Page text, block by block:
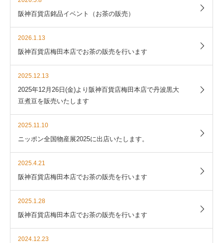
阪神百貨店銘品イベント（お茶の販売）
2026.1.13
阪神百貨店梅田本店でお茶の販売を行います
2025.12.13
2025年12月26日(金)より阪神百貨店梅田本店で丹波黒大
豆煮豆を販売いたします
2025.11.10
ニッポン全国物産展2025に出店いたします。
2025.4.21
阪神百貨店梅田本店でお茶の販売を行います
2025.1.28
阪神百貨店梅田本店でお茶の販売を行います
2024.12.23